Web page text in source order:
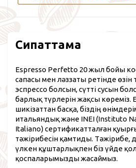
Сипаттама
Espresso Perfetto 20 жыл бойы
сапасы мен ләззаты ретінде өзін
эспрессо болсын, сүтті сусын
барлық түрлерін жақсы көреміз.
шикізаттан басқа, біздің
итальяндық және INEI (Instituto
Italiano) сертификатталған
тәжірибесін қамтиды. Тәжірибе,
үлкен құштарлықпен біз үйде
қоспаларымызды жасаймыз.